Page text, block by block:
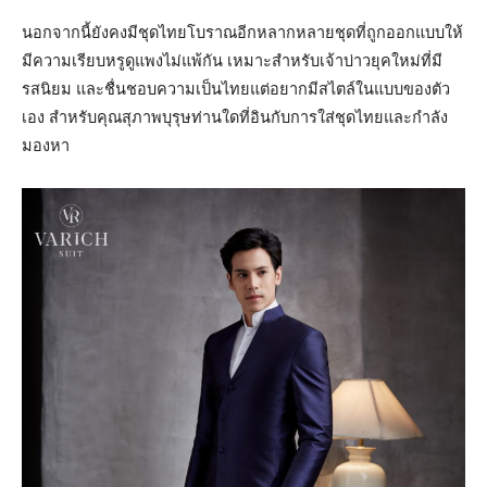
นอกจากนี้ยังคงมีชุดไทยโบราณอีกหลากหลายชุดที่ถูกออกแบบให้
มีความเรียบหรูดูแพงไม่แพ้กัน เหมาะสำหรับเจ้าบ่าวยุคใหม่ที่มี
รสนิยม และชื่นชอบความเป็นไทยแต่อยากมีสไตล์ในแบบของตัว
เอง สำหรับคุณสุภาพบุรุษท่านใดที่อินกับการใส่ชุดไทยและกำลัง
มองหา